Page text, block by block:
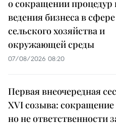
о сокращении процедур
ведения бизнеса в сфере
сельского хозяйства и
окружающей среды
07/08/2026 08:20
Первая внеочередная
XVI созыва: сокращение
но не ответственности